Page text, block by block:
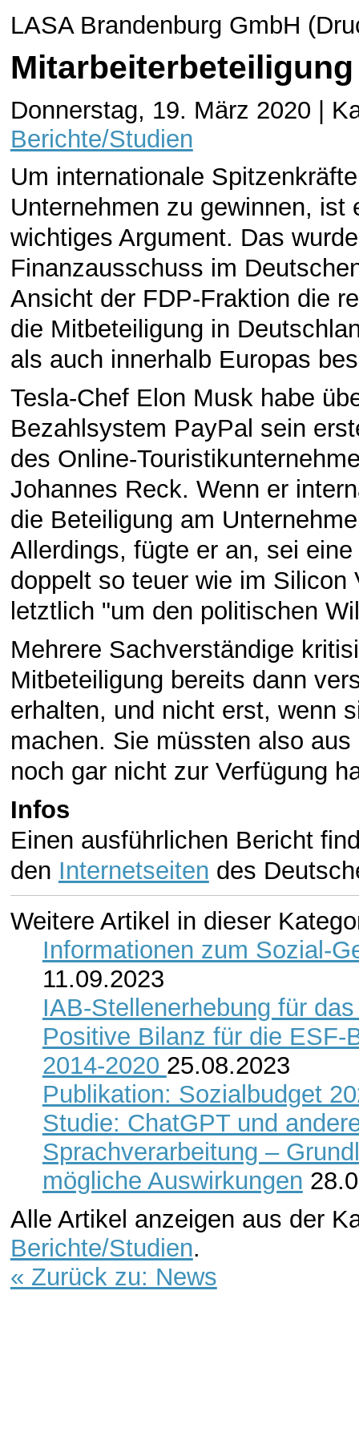
LASA Brandenburg GmbH
Donnerstag, 19. März 2020 |
Berichte/Studien
Um internationale
Unternehmen zu gewinnen,
wichtiges Argument. Das
Finanzausschuss im
Ansicht der FDP-Fraktion die
die Mitbeteiligung in
als auch innerhalb Europas
Tesla-Chef Elon Musk habe
Bezahlsystem PayPal sein
des Online-
Johannes Reck. Wenn er
die Beteiligung am
Allerdings, fügte er an, sei
doppelt so teuer wie im
letztlich "um den politischen
Mehrere Sachverständige
Mitbeteiligung bereits dann
erhalten, und nicht erst, wenn
machen. Sie müssten also
noch gar nicht zur Verfügung
Infos
Einen ausführlichen Bericht
den Internetseiten des
Weitere Artikel in dieser
Informationen zum Sozial-
11.09.2023
IAB-Stellenerhebung für
Positive Bilanz für die ESF-
2014-2020 25.08.2023
Publikation: Sozialbudget
Studie: ChatGPT und
Sprachverarbeitung –
mögliche Auswirkungen
Alle Artikel anzeigen aus der
Berichte/Studien.
« Zurück zu: News